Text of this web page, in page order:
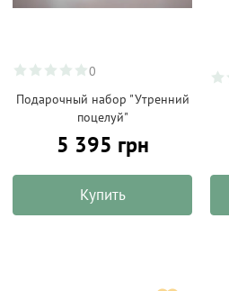
0
Подарочный набор "Утренний
поцелуй"
5 395 грн
Купить